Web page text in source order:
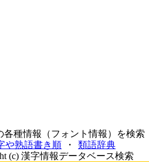
各種情報（フォント情報）を検索
や熟語書き順
・
類語辞典
(c) 漢字情報データベース検索